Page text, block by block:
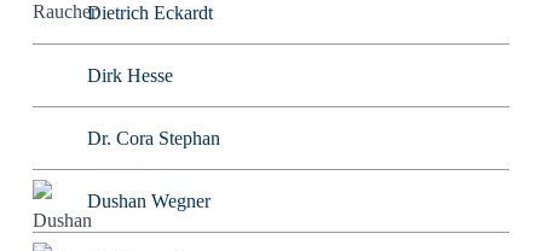
Dietrich Eckardt
Dirk Hesse
Dr. Cora Stephan
Dushan Wegner